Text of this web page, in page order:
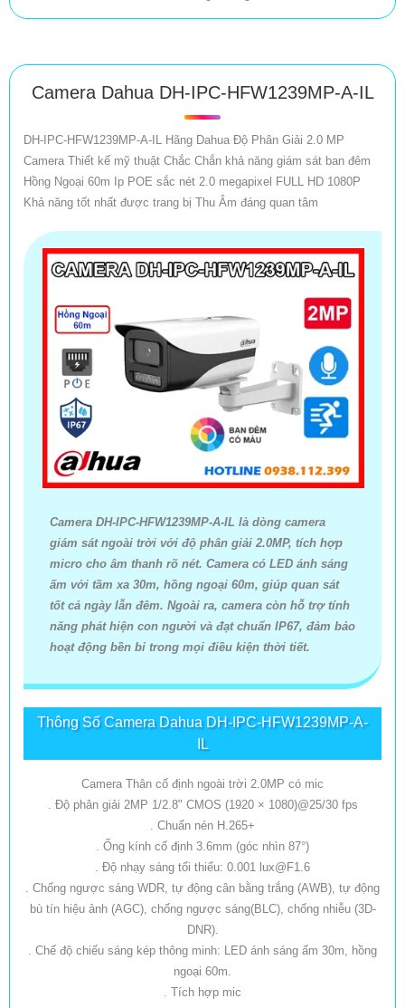
Camera Dahua DH-IPC-HFW1239MP-A-IL
DH-IPC-HFW1239MP-A-IL Hãng Dahua Độ Phân Giải 2.0 MP
Camera Thiết kế mỹ thuật Chắc Chắn khả năng giám sát ban đêm
Hồng Ngoại 60m Ip POE sắc nét 2.0 megapixel FULL HD 1080P
Khả năng tốt nhất được trang bị Thu Âm đáng quan tâm
Camera DH-IPC-HFW1239MP-A-IL là dòng camera
giám sát ngoài trời với độ phân giải 2.0MP, tích hợp
micro cho âm thanh rõ nét. Camera có LED ánh sáng
ấm với tầm xa 30m, hồng ngoại 60m, giúp quan sát
tốt cả ngày lẫn đêm. Ngoài ra, camera còn hỗ trợ tính
năng phát hiện con người và đạt chuẩn IP67, đảm bảo
hoạt động bền bỉ trong mọi điều kiện thời tiết.
Thông Số Camera Dahua DH-IPC-HFW1239MP-A-
IL
Camera Thân cố định ngoài trời 2.0MP có mic
. Độ phân giải 2MP 1/2.8" CMOS (1920 × 1080)@25/30 fps
. Chuẩn nén H.265+
. Ống kính cố định 3.6mm (góc nhìn 87°)
. Độ nhạy sáng tối thiểu: 0.001 lux@F1.6
. Chống ngược sáng WDR, tự động cân bằng trắng (AWB), tự động
bù tín hiệu ảnh (AGC), chống ngược sáng(BLC), chống nhiễu (3D-
DNR).
. Chế độ chiếu sáng kép thông minh: LED ánh sáng ấm 30m, hồng
ngoại 60m.
. Tích hợp mic